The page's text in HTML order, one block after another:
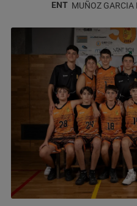
ENT MUÑOZ GARCIA